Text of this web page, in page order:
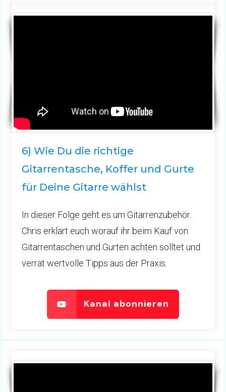
6) Wie Du die richtige
Gitarrentasche, Koffer und Gurte
für Deine Gitarre wählst
In dieser Folge geht es um Gitarrenzubehör.
Chris erklärt euch worauf ihr beim Kauf von
Gitarrentaschen und Gurten achten solltet und
verrät wertvolle Tipps aus der Praxis.
Kanal abonnieren